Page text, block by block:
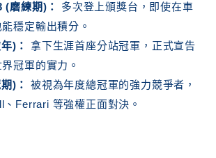
(磨練期)：
多次登上頒獎台，即使在車
穩定輸出積分。
)：
拿下生涯首座分站冠軍，正式宣告
冠軍的實力。
)：
被視為年度總冠軍的強力競爭者，
Ferrari 等強權正面對決。